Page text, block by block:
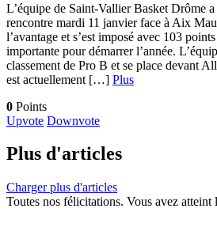
L’équipe de Saint-Vallier Basket Drôme a
rencontre mardi 11 janvier face à Aix
l’avantage et s’est imposé avec 103
importante pour démarrer l’année.
classement de Pro B et se place devant
est actuellement […] Plus
0 Points
Upvote Downvote
Plus d'articles
Charger plus d'articles
Toutes nos félicitations. Vous avez atteint